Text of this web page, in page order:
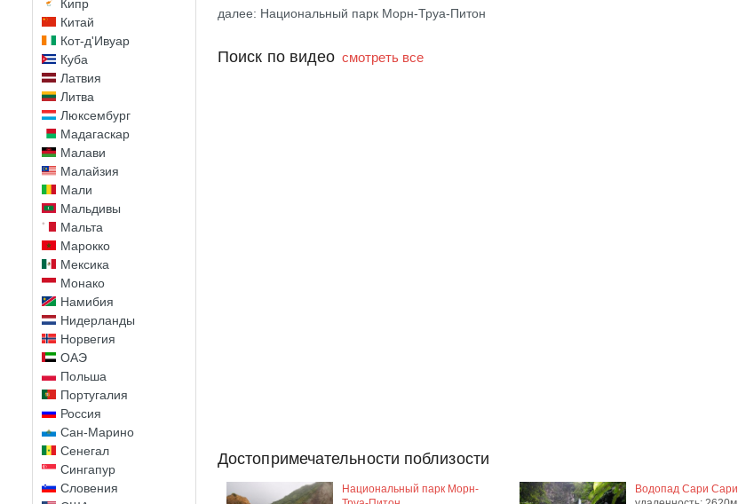
Кипр
Китай
Кот-д'Ивуар
Куба
Латвия
Литва
Люксембург
Мадагаскар
Малави
Малайзия
Мали
Мальдивы
Мальта
Марокко
Мексика
Монако
Намибия
Нидерланды
Норвегия
ОАЭ
Польша
Португалия
Россия
Сан-Марино
Сенегал
Сингапур
Словения
далее: Национальный парк Морн-Труа-Питон
Поиск по видео смотреть все
Достопримечательности поблизости
Национальный парк Морн-
Водопад Сари Сари